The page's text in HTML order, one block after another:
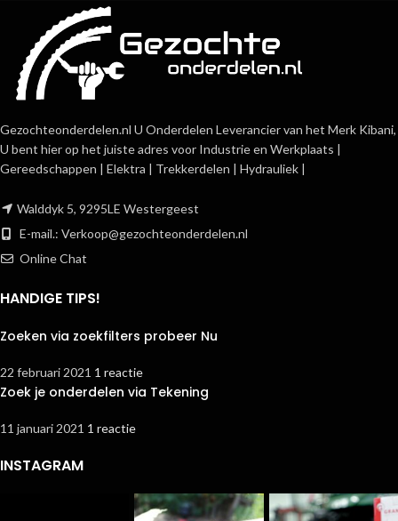
Gezochteonderdelen.nl U Onderdelen Leverancier van het Merk Kibani,
U bent hier op het juiste adres voor Industrie en Werkplaats |
Gereedschappen | Elektra | Trekkerdelen | Hydrauliek |
Walddyk 5, 9295LE Westergeest
E-mail.: Verkoop@gezochteonderdelen.nl
Online Chat
HANDIGE TIPS!
Zoeken via zoekfilters probeer Nu
22 februari 2021 1 reactie
Zoek je onderdelen via Tekening
11 januari 2021 1 reactie
INSTAGRAM